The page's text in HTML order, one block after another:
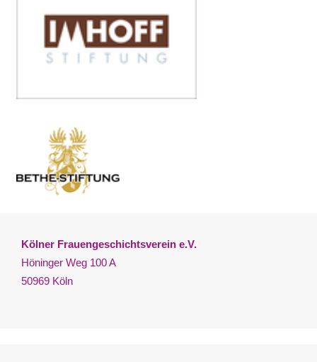
Kölner Frauengeschichtsverein e.V.
Höninger Weg 100 A
50969 Köln